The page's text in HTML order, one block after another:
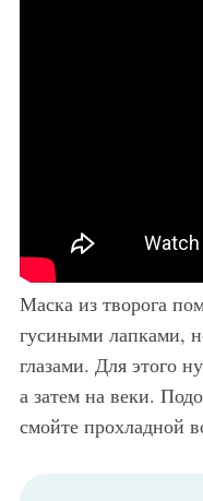
Маска из творога
гусиными лапками,
глазами. Для этого
а затем на веки.
смойте прохладной